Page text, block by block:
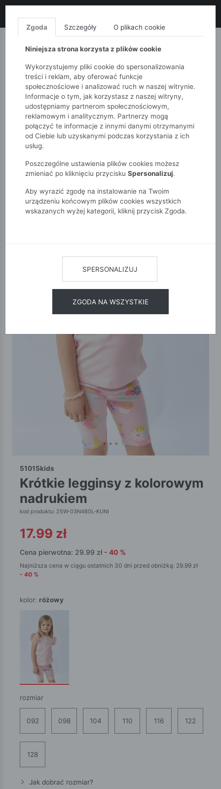
MONNARI QUIOSQUE
51015kids
Dziewczynki 2-7 lat
Krótkie legginsy z kolorowym nadrukiem
51015kids
krótkie legginsy z kolorowym
nadrukiem
kod produktu: 25W-03N480L-KUNI
17.99 zł
Cena pierwotna: 29.99 zł - 40 %
Najniższa cena w ciągu ostatnich 30 dni przed obniżką: 29.99 zł
- 40 %
kolor: różowy
rozmiar
092 098 104 110 116 122
128
Jak dobrać rozmiar?
Zgoda Szczegóły O plikach cookie
Niniejsza strona korzysta z plików cookie
Wykorzystujemy pliki cookie do spersonalizowania
treści i reklam, aby oferować funkcje
społecznościowe i analizować ruch w naszej witrynie.
Informacje o tym, jak korzystasz z naszej witryny,
udostępniamy partnerom społecznościowym,
reklamowym i analitycznym. Partnerzy mogą
połączyć te informacje z innymi danymi otrzymanymi
od Ciebie lub uzyskanymi podczas korzystania z ich
usług.
Poszczególne ustawienia plików cookies możesz
zmieniać po kliknięciu przycisku Spersonalizuj.
Aby wyrazić zgodę na instalowanie na Twoim
urządzeniu końcowym plików cookies wszystkich
wskazanych wyżej kategorii, kliknij przycisk Zgoda.
SPERSONALIZUJ
ZGODA NA WSZYSTKIE